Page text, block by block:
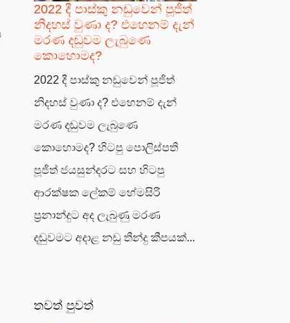
2022 දී පාස්කු නඩුවෙන් පූජිත්
නිදහස් වුණා ද? එහෙනම් දැන්
මරණ දඬුවම ලැබුණෙ
කොහොමද?
2022 දී පාස්කු නඩුවෙන් පූජිත්
නිදහස් වුණා ද? එහෙනම් දැන්
මරණ දඬුවම ලැබුණෙ
කොහොමද? හිටපු පොලිස්පති
පූජිත් ජයසුන්දරට සහ හිටපු
ආරක්ෂක ලේකම් හේමසිරි
ප්‍රනාන්දුට අද ලැබුණු මරණ
දඬුවමට අදාළ නඩු තීන්දු කීපයක්...
තවත් පුවත්